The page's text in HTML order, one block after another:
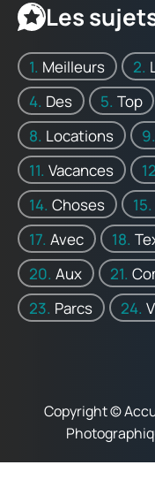
Les
Meilleurs
Des
Top
Locations
Vacances
Choses
Avec
Aux
Parcs
Copyright ©